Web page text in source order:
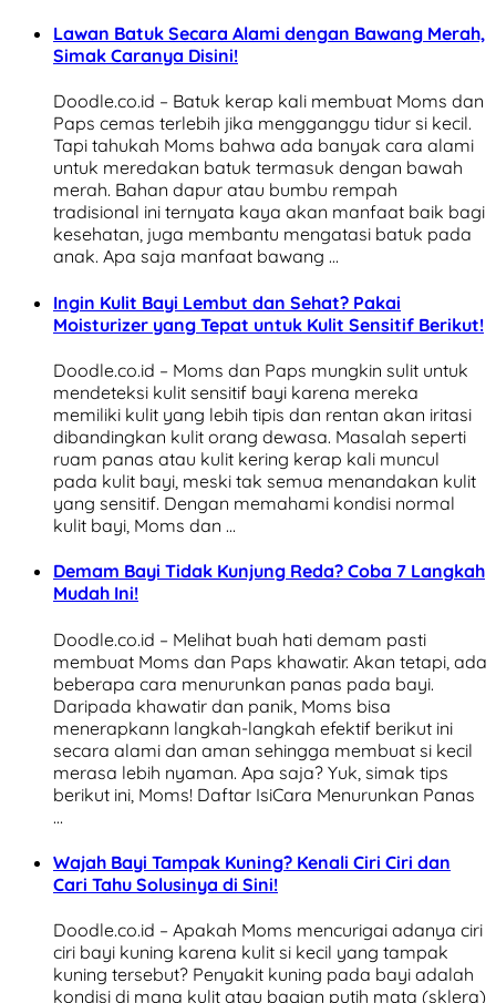
Lawan Batuk Secara Alami dengan Bawang Merah,
Simak Caranya Disini!
Doodle.co.id – Batuk kerap kali membuat Moms dan
Paps cemas terlebih jika mengganggu tidur si kecil.
Tapi tahukah Moms bahwa ada banyak cara alami
untuk meredakan batuk termasuk dengan bawah
merah. Bahan dapur atau bumbu rempah
tradisional ini ternyata kaya akan manfaat baik bagi
kesehatan, juga membantu mengatasi batuk pada
anak. Apa saja manfaat bawang …
Ingin Kulit Bayi Lembut dan Sehat? Pakai
Moisturizer yang Tepat untuk Kulit Sensitif Berikut!
Doodle.co.id – Moms dan Paps mungkin sulit untuk
mendeteksi kulit sensitif bayi karena mereka
memiliki kulit yang lebih tipis dan rentan akan iritasi
dibandingkan kulit orang dewasa. Masalah seperti
ruam panas atau kulit kering kerap kali muncul
pada kulit bayi, meski tak semua menandakan kulit
yang sensitif. Dengan memahami kondisi normal
kulit bayi, Moms dan …
Demam Bayi Tidak Kunjung Reda? Coba 7 Langkah
Mudah Ini!
Doodle.co.id – Melihat buah hati demam pasti
membuat Moms dan Paps khawatir. Akan tetapi, ada
beberapa cara menurunkan panas pada bayi.
Daripada khawatir dan panik, Moms bisa
menerapkann langkah-langkah efektif berikut ini
secara alami dan aman sehingga membuat si kecil
merasa lebih nyaman. Apa saja? Yuk, simak tips
berikut ini, Moms! Daftar IsiCara Menurunkan Panas
…
Wajah Bayi Tampak Kuning? Kenali Ciri Ciri dan
Cari Tahu Solusinya di Sini!
Doodle.co.id – Apakah Moms mencurigai adanya ciri
ciri bayi kuning karena kulit si kecil yang tampak
kuning tersebut? Penyakit kuning pada bayi adalah
kondisi di mana kulit atau bagian putih mata (sklera)